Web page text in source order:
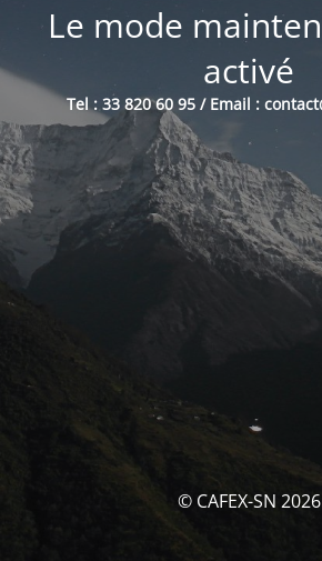
Le mode
activé
Tel : 33 820 60 95 / Email :
© CAFEX-SN 2026